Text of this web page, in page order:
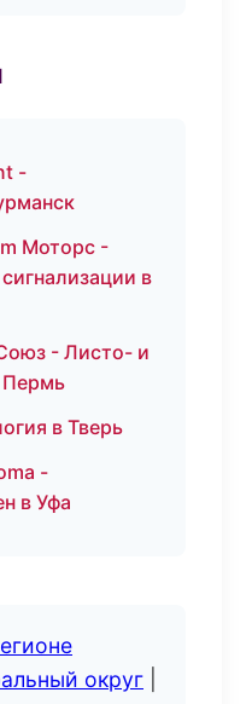
-
Моторс -
в
- Листо- и
Пермь
в Тверь
-
в Уфа
округ